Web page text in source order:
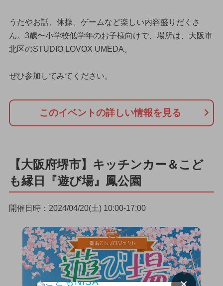
うたやお話、体操、ゲームなど楽しい内容盛りだくさ
ん。3歳〜小学校低学年のお子様向けで、場所は、大阪市
北区のSTUDIO LOVOX UMEDA。
ぜひ参加してみてください。
このイベントの詳しい情報を見る
【大阪府堺市】キッチンカー＆こど
も縁日『遊び場』鳳公園
開催日時：2024/04/20(土) 10:00-17:00